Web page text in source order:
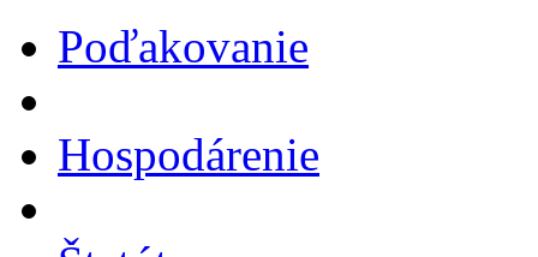
Poďakovanie
Hospodárenie